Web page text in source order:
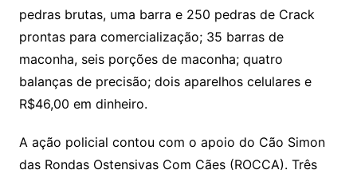
pedras brutas, uma barra e 250 pedras de Crack
prontas para comercialização; 35 barras de
maconha, seis porções de maconha; quatro
balanças de precisão; dois aparelhos celulares e
R$46,00 em dinheiro.
A ação policial contou com o apoio do Cão Simon
das Rondas Ostensivas Com Cães (ROCCA). Três